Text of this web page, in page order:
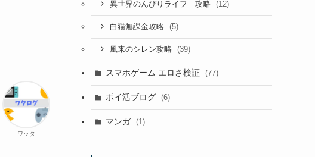
ワッタ
異世界のんびりライフ 攻略 (12)
白猫無課金攻略 (5)
風来のシレン攻略 (39)
スマホゲーム エロさ検証 (77)
ポイ活ブログ (6)
マンガ (1)